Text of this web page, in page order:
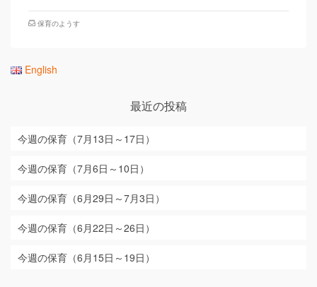
保育のようす
English
最近の投稿
今週の保育（7月13日～17日）
今週の保育（7月6日～10日）
今週の保育（6月29日～7月3日）
今週の保育（6月22日～26日）
今週の保育（6月15日～19日）